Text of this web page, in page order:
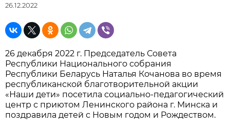
26.12.2022
26 декабря 2022 г. Председатель Совета
Республики Национального собрания
Республики Беларусь Наталья Кочанова во время
республиканской благотворительной акции
«Наши дети» посетила социально-педагогический
центр с приютом Ленинского района г. Минска и
поздравила детей с Новым годом и Рождеством.